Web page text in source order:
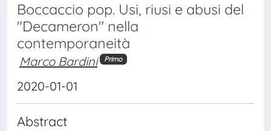
Boccaccio pop. Usi, riusi e abusi del
"Decameron" nella
contemporaneità
Marco Bardini Primo
2020-01-01
Abstract